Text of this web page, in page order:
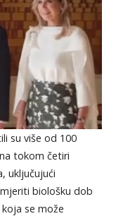
su više od 100
tokom četiri
uključujući
biološku dob
se može